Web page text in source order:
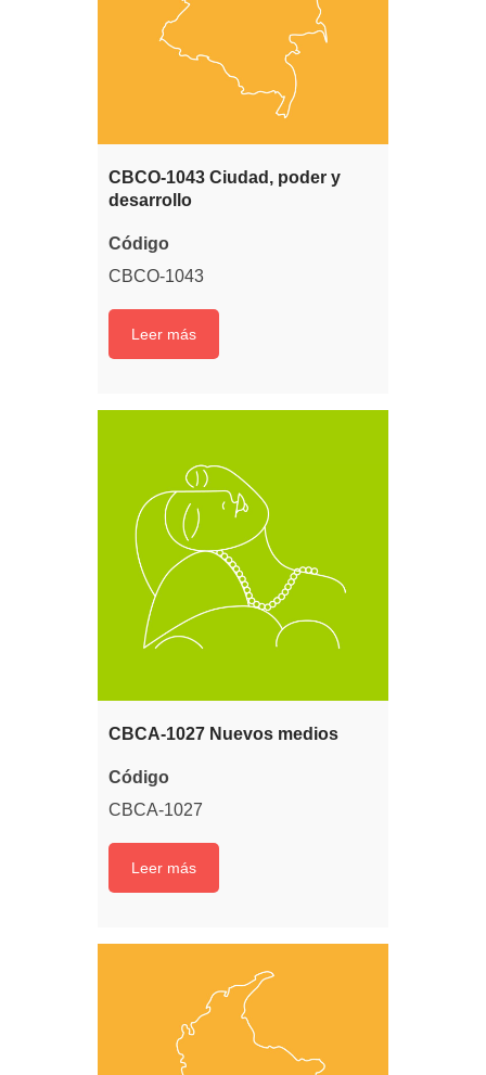
CBCO-1043 Ciudad, poder y
desarrollo
Código
CBCO-1043
Leer más
CBCA-1027 Nuevos medios
Código
CBCA-1027
Leer más